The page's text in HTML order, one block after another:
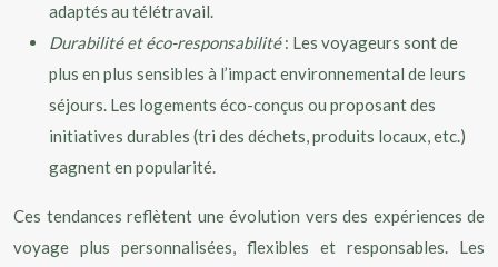
adaptés au télétravail.
Durabilité et éco-responsabilité: Les voyageurs sont de
plus en plus sensibles à l’impact environnemental de leurs
séjours. Les logements éco-conçus ou proposant des
initiatives durables (tri des déchets, produits locaux, etc.)
gagnent en popularité.
Ces tendances reflètent une évolution vers des expériences de
voyage plus personnalisées, flexibles et responsables. Les